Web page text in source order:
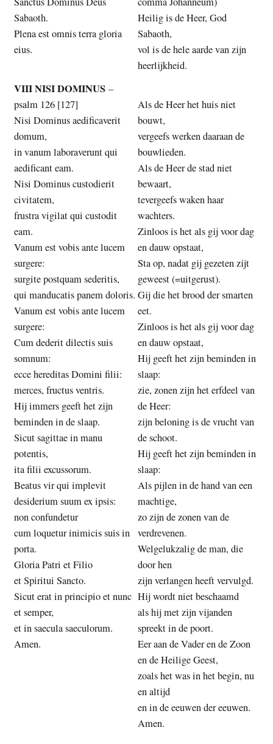
Sabaoth.
Plena est omnis terra gloria
eius.
Heilig is de Heer, God
Sabaoth,
vol is de hele aarde van zijn
heerlijkheid.
VIII NISI DOMINUS –
psalm 126 [127]
Nisi Dominus aedificaverit
domum,
in vanum laboraverunt qui
aedificant eam.
Nisi Dominus custodierit
civitatem,
frustra vigilat qui custodit
eam.
Vanum est vobis ante lucem
surgere:
surgite postquam sederitis,
qui manducatis panem doloris.
Vanum est vobis ante lucem
surgere:
Cum dederit dilectis suis
somnum:
ecce hereditas Domini filii:
merces, fructus ventris.
Hij immers geeft het zijn
beminden in de slaap.
Sicut sagittae in manu
potentis,
ita filii excussorum.
Beatus vir qui implevit
desiderium suum ex ipsis:
non confundetur
cum loquetur inimicis suis in
porta.
Gloria Patri et Filio
et Spiritui Sancto.
Sicut erat in principio et nunc
et semper,
et in saecula saeculorum.
Amen.
Als de Heer het huis niet
bouwt,
vergeefs werken daaraan de
bouwlieden.
Als de Heer de stad niet
bewaart,
tevergeefs waken haar
wachters.
Zinloos is het als gij voor dag
en dauw opstaat,
Sta op, nadat gij gezeten zijt
geweest (=uitgerust).
Gij die het brood der smarten
eet.
Zinloos is het als gij voor dag
en dauw opstaat,
Hij geeft het zijn beminden in
slaap:
zie, zonen zijn het erfdeel van
de Heer:
zijn beloning is de vrucht van
de schoot.
Hij geeft het zijn beminden in
slaap:
Als pijlen in de hand van een
machtige,
zo zijn de zonen van de
verdrevenen.
Welgelukzalig de man, die
door hen
zijn verlangen heeft vervulgd.
Hij wordt niet beschaamd
als hij met zijn vijanden
spreekt in de poort.
Eer aan de Vader en de Zoon
en de Heilige Geest,
zoals het was in het begin, nu
en altijd
en in de eeuwen der eeuwen.
Amen.